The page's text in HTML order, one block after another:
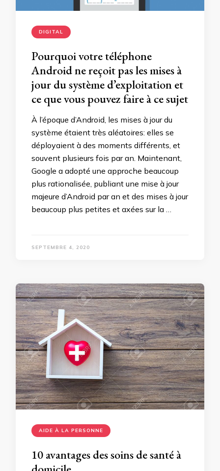
DIGITAL
Pourquoi votre téléphone
Android ne reçoit pas les mises à
jour du système d’exploitation et
ce que vous pouvez faire à ce sujet
À l’époque d’Android, les mises à jour du
système étaient très aléatoires: elles se
déployaient à des moments différents, et
souvent plusieurs fois par an. Maintenant,
Google a adopté une approche beaucoup
plus rationalisée, publiant une mise à jour
majeure d’Android par an et des mises à jour
beaucoup plus petites et axées sur la …
SEPTEMBRE 4, 2020
AIDE À LA PERSONNE
10 avantages des soins de santé à